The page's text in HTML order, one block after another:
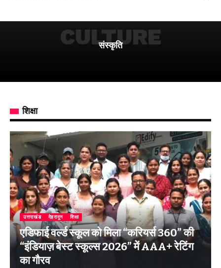
संस्कृति
CULTURE
शिक्षा
उत्तराखंड देहरादून शिक्षा
एडिफाई वर्ल्ड स्कूल को मिला “करियर्स 360” की
“इंडियाज़ बेस्ट स्कूल्स 2026” में AAA+ रेटिंग
का गौरव